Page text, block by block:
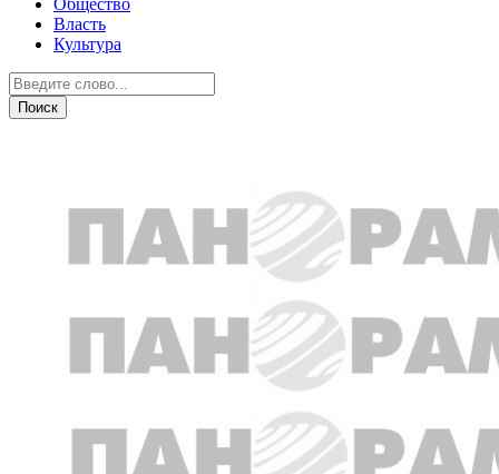
Общество
Власть
Культура